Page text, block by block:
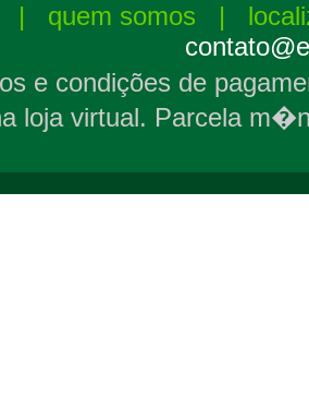
| quem somos |
e condições de
loja virtual. Parcela